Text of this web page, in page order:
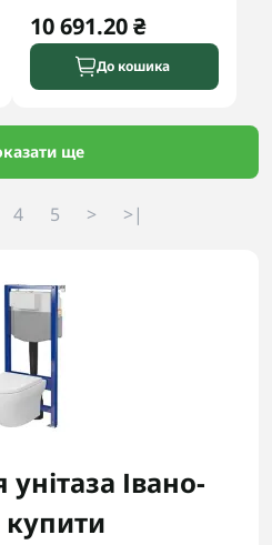
10 691.20 ₴
До кошика
ще
4 5 > >|
унітаза Івано-